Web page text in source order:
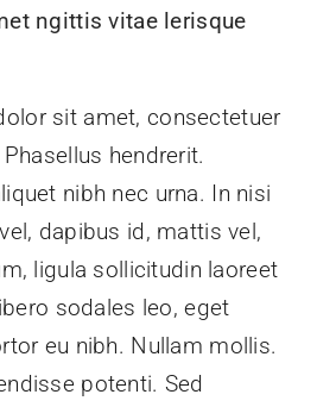
ngittis vitae lerisque
sit amet, consectetuer
hendrerit.
nibh nec urna. In nisi
dapibus id, mattis vel,
ligula sollicitudin laoreet
sodales leo, eget
eu nibh. Nullam mollis.
potenti. Sed